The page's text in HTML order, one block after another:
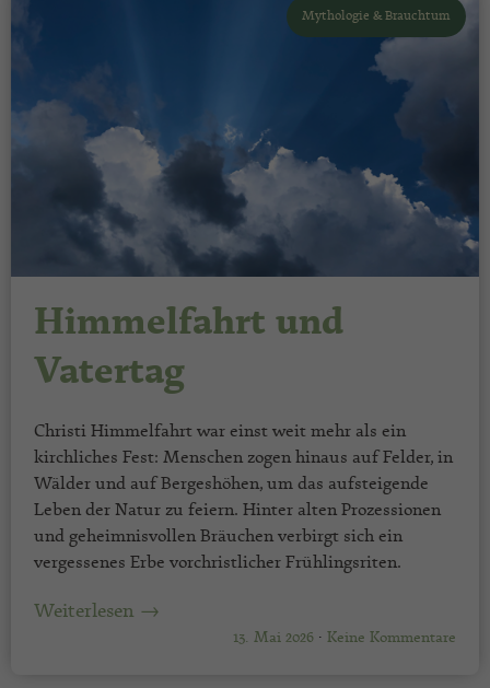
13. Mai 2026
Mythologie & Brauchtum
· Keine Kommentare
Himmelfahrt und
Vatertag
Christi Himmelfahrt war einst weit mehr als ein
kirchliches Fest: Menschen zogen hinaus auf Felder, in
Wälder und auf Bergeshöhen, um das aufsteigende
Leben der Natur zu feiern. Hinter alten Prozessionen
und geheimnisvollen Bräuchen verbirgt sich ein
vergessenes Erbe vorchristlicher Frühlingsriten.
Weiterlesen →